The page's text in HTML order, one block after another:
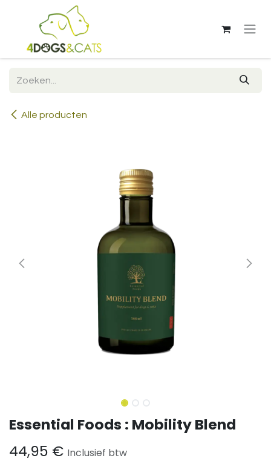
Overslaan naar inhoud
Alle producten
Essential Foods : Mobility Blend
44,95 € Inclusief btw